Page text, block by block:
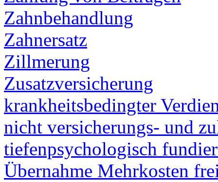
Zahnbehandlung
Zahnersatz
Zillmerung
Zusatzversicherung
krankheitsbedingter
nicht versicherungs- und
tiefenpsychologisch
Übernahme Mehrkosten